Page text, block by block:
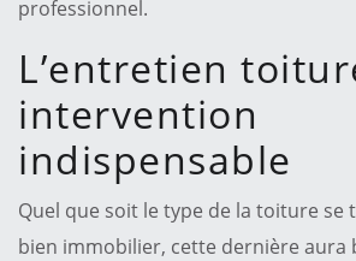
professionnel.
L’entretien
intervention
indispensable
Quel que soit le type de la toiture
bien immobilier, cette dernière aura